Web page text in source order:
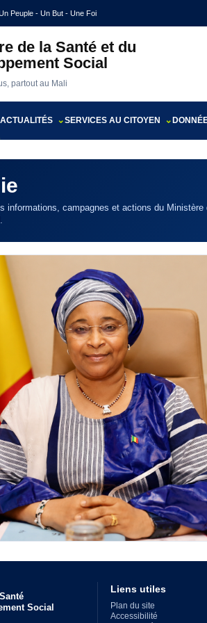
Peuple - Un But - Une Foi
de la Santé et du
Social
partout au Mali
ACTUALITÉS SERVICES AU CITOYEN
informations, campagnes et actions du
Social
Liens utiles
Plan du site
Accessibilité